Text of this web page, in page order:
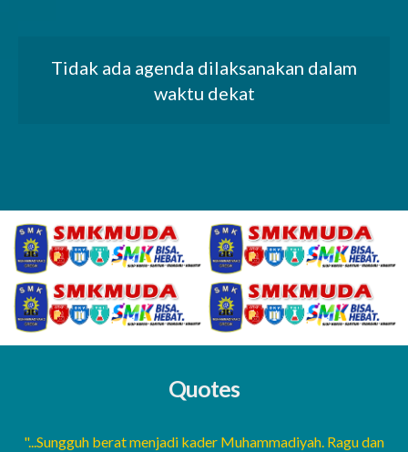
Tidak ada agenda dilaksanakan dalam
waktu dekat
Quotes
"...Sungguh berat menjadi kader Muhammadiyah. Ragu dan